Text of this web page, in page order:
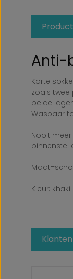
Anti-
Korte
zoals
beide
Wasbaar
Nooit
binnenste
Kleur: